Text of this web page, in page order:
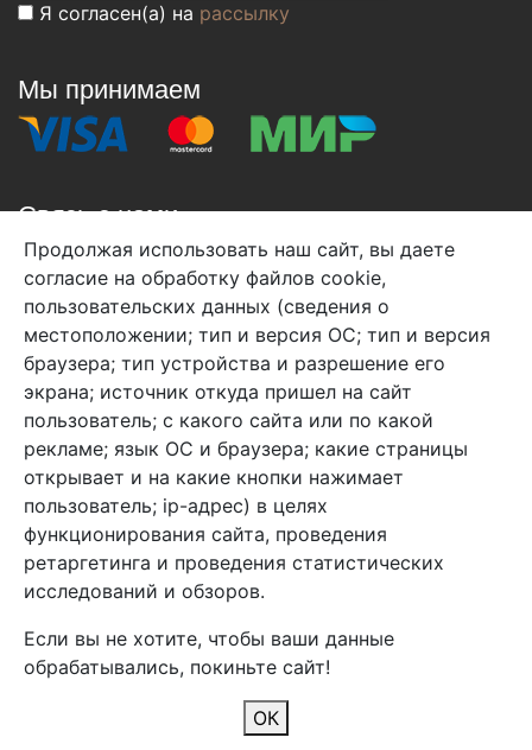
Я согласен(а) на рассылку
Мы принимаем
Связь с нами
+7 (495) 933-38-08
info@arben-textile.ru- оптовые продажи
Арбен текстиль г. Щелково, пер.
1-й Советский д.25, владение 2.
Мы в соц. сетях
Продолжая использовать наш сайт, вы даете
согласие на обработку файлов cookie,
пользовательских данных (сведения о
местоположении; тип и версия ОС; тип и версия
браузера; тип устройства и разрешение его
экрана; источник откуда пришел на сайт
пользователь; с какого сайта или по какой
рекламе; язык ОС и браузера; какие страницы
открывает и на какие кнопки нажимает
пользователь; ip-адрес) в целях
функционирования сайта, проведения
ретаргетинга и проведения статистических
исследований и обзоров.
Если вы не хотите, чтобы ваши данные
обрабатывались, покиньте сайт!
ОК